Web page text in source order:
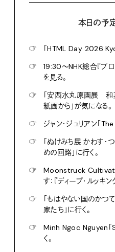
本日の予
☞
「HTML Day 2026
☞
19:30〜NHK総合『プ
を見る。
☞
「安西水丸原画展 和
紙画から」が気になる。
☞
ジャン・ジュリアン「
☞
「ぬけみち展 かわす・
めの回路」に行く。
☞
Moonstruck
す：『ディープ・ルッキン
☞
「もはやない国のかつ
家たち」に行く。
☞
Minh Ngoc Nguyen
く。